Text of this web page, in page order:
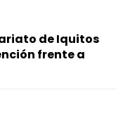
de Iquitos
frente a